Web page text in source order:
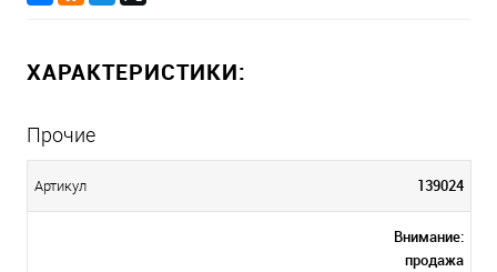
ХАРАКТЕРИСТИКИ:
Прочие
Артикул 139024
Внимание:
продажа